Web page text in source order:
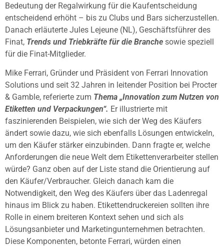
Bedeutung der Regalwirkung für die Kaufentscheidung
entscheidend erhöht – bis zu Clubs und Bars sicherzustellen.
Danach erläuterte Jules Lejeune (NL), Geschäftsführer des
Finat, Trends und Triebkräfte für die Branche sowie speziell
für die Finat-Mitglieder.
Mike Ferrari, Gründer und Präsident von Ferrari Innovation
Solutions und seit 32 Jahren in leitender Position bei Procter
& Gamble, referierte zum Thema „Innovation zum Nutzen von
Etiketten und Verpackungen“. Er illustrierte mit
faszinierenden Beispielen, wie sich der Weg des Käufers
ändert sowie dazu, wie sich ebenfalls Lösungen entwickeln,
um den Käufer stärker einzubinden. Dann fragte er, welche
Anforderungen die neue Welt dem Etikettenverarbeiter stellen
würde? Ganz oben auf der Liste stand die Orientierung auf
den Käufer/Verbraucher. Gleich danach kam die
Notwendigkeit, den Weg des Käufers über das Ladenregal
hinaus im Blick zu haben. Etikettendruckereien sollten ihre
Rolle in einem breiteren Kontext sehen und sich als
Lösungsanbieter und Marketingunternehmen betrachten.
Diese Komponenten, betonte Ferrari, würden einen